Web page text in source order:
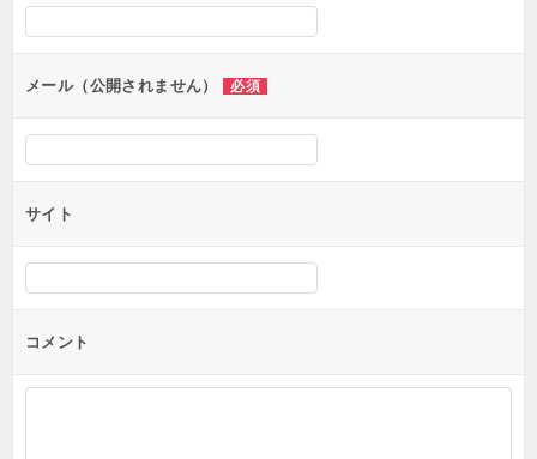
シ
ンメール（公開されません） 必須
サイト
コメント